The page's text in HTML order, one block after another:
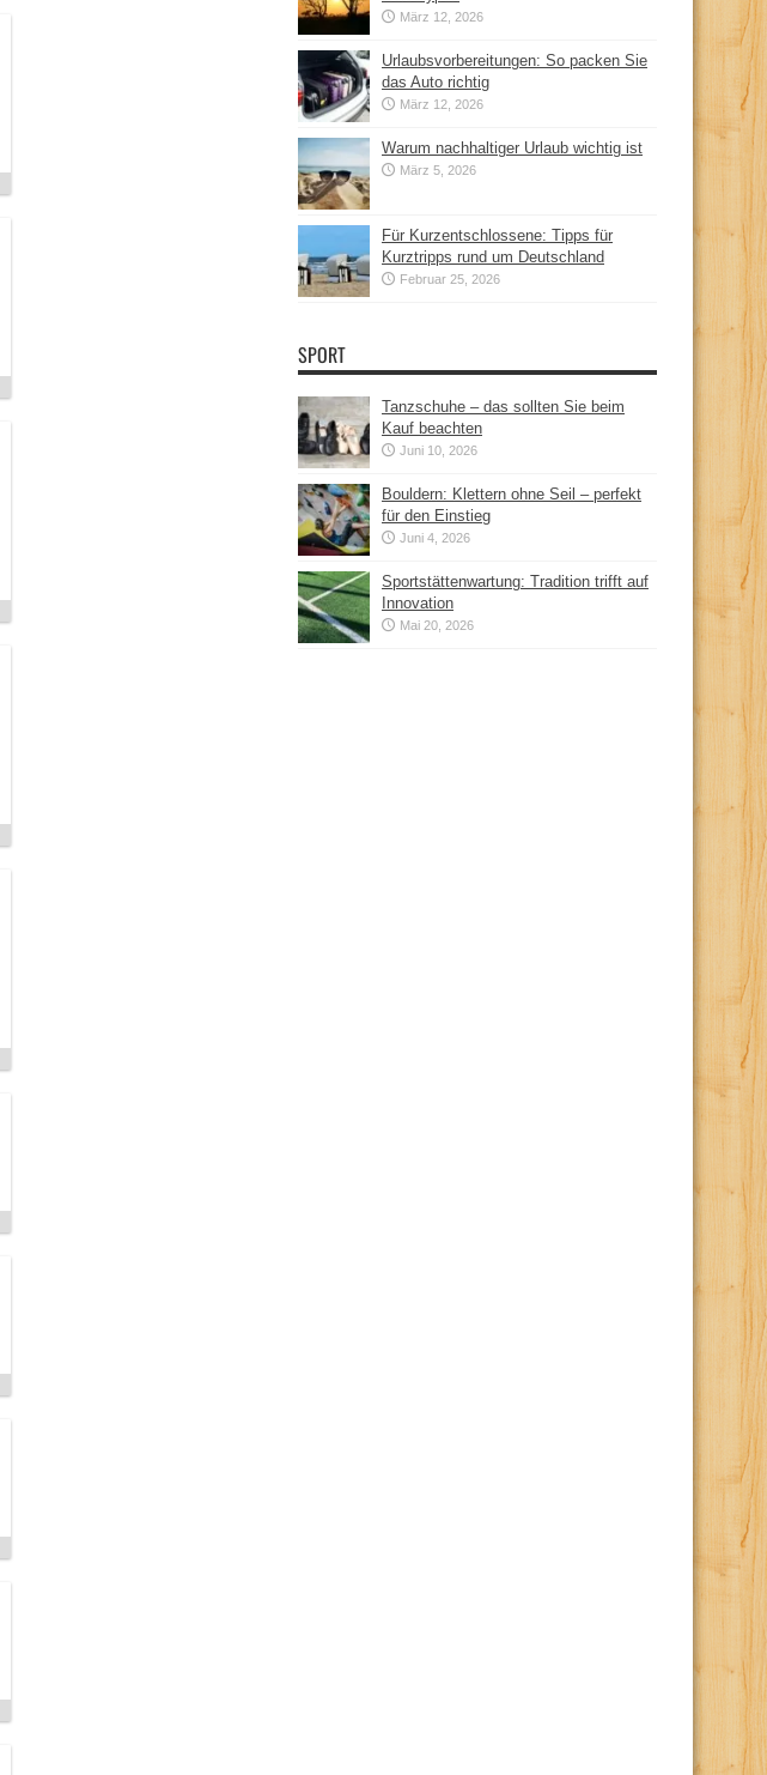
März 12, 2026
Urlaubsvorbereitungen: So packen Sie
das Auto richtig
März 12, 2026
Warum nachhaltiger Urlaub wichtig ist
März 5, 2026
Für Kurzentschlossene: Tipps für
Kurztripps rund um Deutschland
Februar 25, 2026
SPORT
Tanzschuhe – das sollten Sie beim
Kauf beachten
Juni 10, 2026
Bouldern: Klettern ohne Seil – perfekt
für den Einstieg
Juni 4, 2026
Sportstättenwartung: Tradition trifft auf
Innovation
Mai 20, 2026